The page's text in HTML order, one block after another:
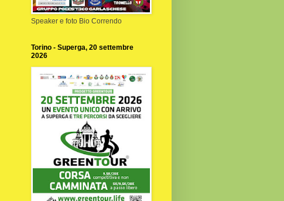
Speaker e foto Bio Correndo
Torino - Superga, 20 settembre
2026